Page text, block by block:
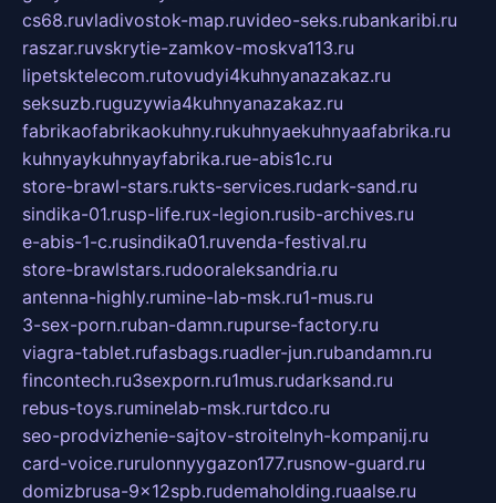
cs68.ruvladivostok-map.ruvideo-seks.rubankaribi.ru
raszar.ruvskrytie-zamkov-moskva113.ru
lipetsktelecom.rutovudyi4kuhnyanazakaz.ru
seksuzb.ruguzywia4kuhnyanazakaz.ru
fabrikaofabrikaokuhny.rukuhnyaekuhnyaafabrika.ru
kuhnyaykuhnyayfabrika.rue-abis1c.ru
store-brawl-stars.rukts-services.rudark-sand.ru
sindika-01.rusp-life.rux-legion.rusib-archives.ru
e-abis-1-c.rusindika01.ruvenda-festival.ru
store-brawlstars.rudooraleksandria.ru
antenna-highly.rumine-lab-msk.ru1-mus.ru
3-sex-porn.ruban-damn.rupurse-factory.ru
viagra-tablet.rufasbags.ruadler-jun.rubandamn.ru
fincontech.ru3sexporn.ru1mus.rudarksand.ru
rebus-toys.ruminelab-msk.rurtdco.ru
seo-prodvizhenie-sajtov-stroitelnyh-kompanij.ru
card-voice.rurulonnyygazon177.rusnow-guard.ru
domizbrusa-9x12spb.rudemaholding.ruaalse.ru